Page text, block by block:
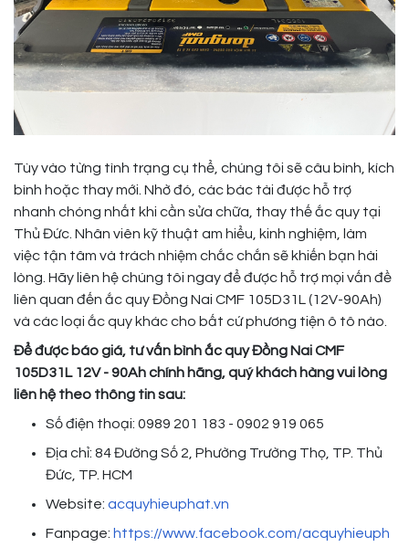
Tùy vào từng tình trạng cụ thể, chúng tôi sẽ câu bình, kích
bình hoặc thay mới. Nhờ đó, các bác tài được hỗ trợ
nhanh chóng nhất khi cần sửa chữa, thay thế ắc quy tại
Thủ Đức. Nhân viên kỹ thuật am hiểu, kinh nghiệm, làm
việc tận tâm và trách nhiệm chắc chắn sẽ khiến bạn hài
lòng. Hãy liên hệ chúng tôi ngay để được hỗ trợ mọi vấn đề
liên quan đến ắc quy Đồng Nai CMF 105D31L (12V-90Ah)
và các loại ắc quy khác cho bất cứ phương tiện ô tô nào.
Để được báo giá, tư vấn bình ắc quy Đồng Nai CMF
105D31L 12V - 90Ah chính hãng, quý khách hàng vui lòng
liên hệ theo thông tin sau:
Số điện thoại: 0989 201 183 - 0902 919 065
Địa chỉ: 84 Đường Số 2, Phường Trường Thọ, TP. Thủ
Đức, TP. HCM
Website: acquyhieuphat.vn
Fanpage: https://www.facebook.com/acquyhieuph